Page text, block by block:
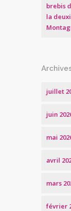
brebis
la
juillet
juin
mai
avril
mars
février